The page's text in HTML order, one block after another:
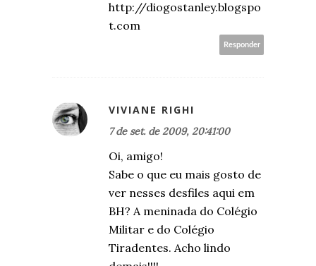
http://diogostanley.blogspo
t.com
Responder
VIVIANE RIGHI
7 de set. de 2009, 20:41:00
Oi, amigo!
Sabe o que eu mais gosto de
ver nesses desfiles aqui em
BH? A meninada do Colégio
Militar e do Colégio
Tiradentes. Acho lindo